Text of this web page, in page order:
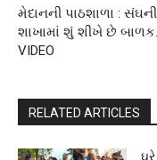
મેદાનની પાઠશાળા : સંઘની
શાખામાં શું શીખે છે
VIDEO
RELATED ARTICLES